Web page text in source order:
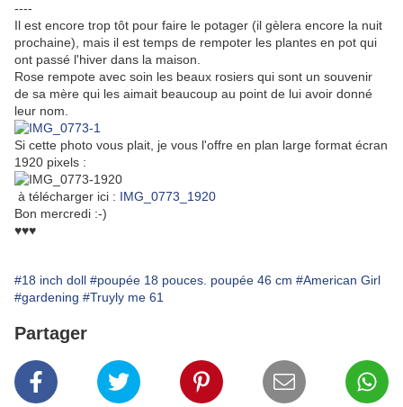
----
Il est encore trop tôt pour faire le potager (il gèlera encore la nuit
prochaine), mais il est temps de rempoter les plantes en pot qui
ont passé l'hiver dans la maison.
Rose rempote avec soin les beaux rosiers qui sont un souvenir
de sa mère qui les aimait beaucoup au point de lui avoir donné
leur nom.
Si cette photo vous plait, je vous l'offre en plan large format écran
1920 pixels :
à télécharger ici : IMG_0773_1920
Bon mercredi :-)
♥♥♥
#18 inch doll #poupée 18 pouces. poupée 46 cm #American Girl
#gardening #Truyly me 61
Partager